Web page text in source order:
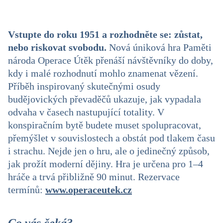
Vstupte do roku 1951 a rozhodněte se: zůstat,
nebo riskovat svobodu. Nová úniková hra Paměti
národa Operace Útěk přenáší návštěvníky do doby,
kdy i malé rozhodnutí mohlo znamenat vězení.
Příběh inspirovaný skutečnými osudy
budějovických převaděčů ukazuje, jak vypadala
odvaha v časech nastupující totality. V
konspiračním bytě budete muset spolupracovat,
přemýšlet v souvislostech a obstát pod tlakem času
i strachu. Nejde jen o hru, ale o jedinečný způsob,
jak prožít moderní dějiny. Hra je určena pro 1–4
hráče a trvá přibližně 90 minut. Rezervace
termínů: www.operaceutek.cz